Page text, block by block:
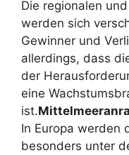
Die regionalen
werden sich
Gewinner und
allerdings, dass
der
eine
ist.
In Europa werden
besonders unter